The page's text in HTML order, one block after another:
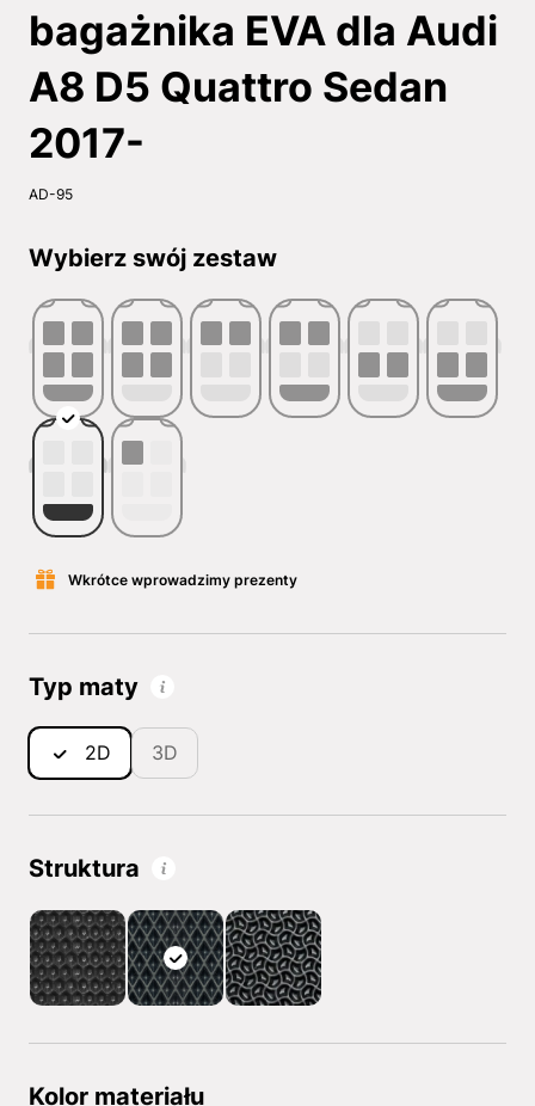
bagażnika EVA dla Audi
A8 D5 Quattro Sedan
2017-
AD-95
Wybierz swój zestaw
Wkrótce wprowadzimy prezenty
Typ maty
2D 3D
Struktura
Kolor materiału